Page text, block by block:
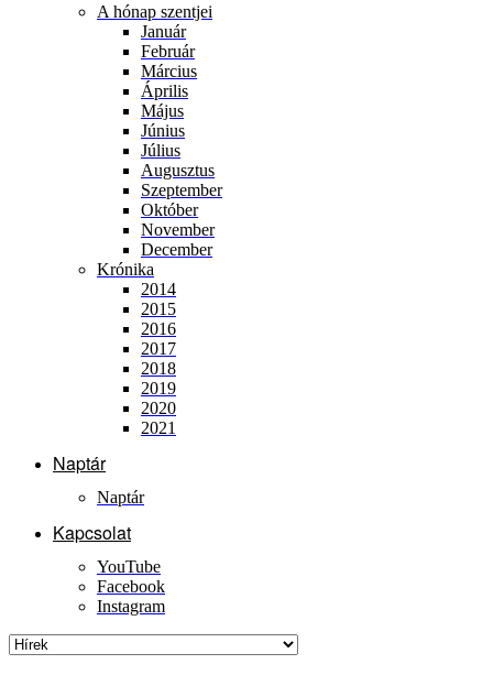
A hónap szentjei
Január
Február
Március
Április
Május
Június
Július
Augusztus
Szeptember
Október
November
December
Krónika
2014
2015
2016
2017
2018
2019
2020
2021
Naptár
Naptár
Kapcsolat
YouTube
Facebook
Instagram